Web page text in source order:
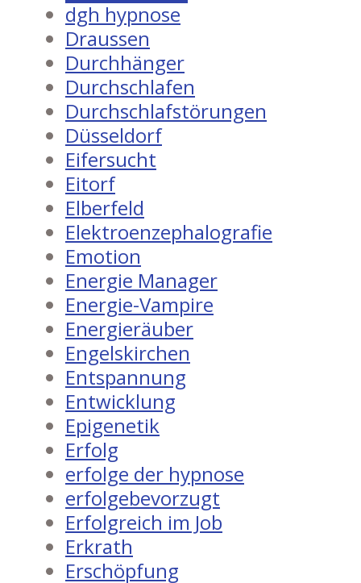
dgh hypnose
Draussen
Durchhänger
Durchschlafen
Durchschlafstörungen
Düsseldorf
Eifersucht
Eitorf
Elberfeld
Elektroenzephalografie
Emotion
Energie Manager
Energie-Vampire
Energieräuber
Engelskirchen
Entspannung
Entwicklung
Epigenetik
Erfolg
erfolge der hypnose
erfolgebevorzugt
Erfolgreich im Job
Erkrath
Erschöpfung